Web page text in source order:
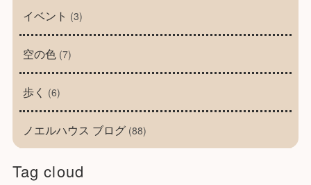
イベント (3)
空の色(7)
歩く (6)
ノエルハウス ブログ(88)
Tag cloud